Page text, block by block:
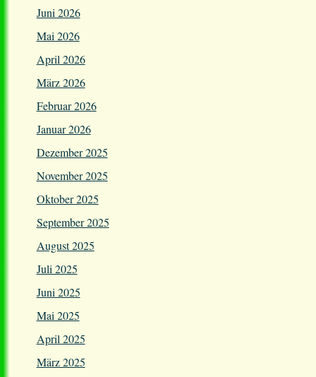
Juni 2026
Mai 2026
April 2026
März 2026
Februar 2026
Januar 2026
Dezember 2025
November 2025
Oktober 2025
September 2025
August 2025
Juli 2025
Juni 2025
Mai 2025
April 2025
März 2025